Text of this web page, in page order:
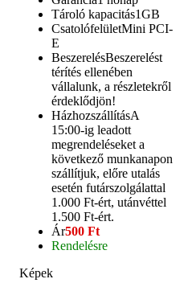
Tároló kapacitás1GB
CsatolófelületMini PCI-
E
BeszerelésBeszerelést
térítés ellenében
vállalunk, a részletekről
érdeklődjön!
HázhozszállításA
15:00-ig leadott
megrendeléseket a
következő munkanapon
szállítjuk, előre utalás
esetén futárszolgálattal
1.000 Ft-ért, utánvéttel
1.500 Ft-ért.
Ár500 Ft
Rendelésre
Képek